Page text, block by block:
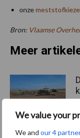
We value your
We and our 4
onze
Bron: Vlaamse
Meer